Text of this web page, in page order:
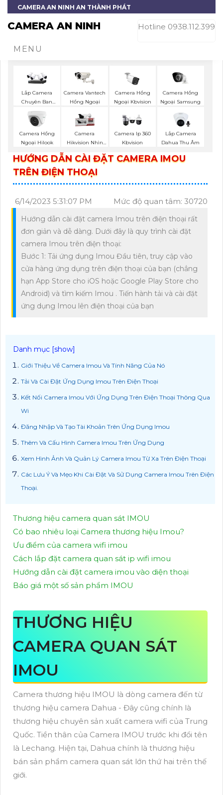
CAMERA AN NINH AN THÀNH PHÁT
CAMERA AN NINH Hotline 0938.112.399
MENU
Lắp Camera
Chuyên Ban
Đêm
Camera Vantech
Hồng Ngoại
Camera Hồng
Ngoại Kbvision
Camera Hồng
Ngoại Samsung
Camera Hồng
Ngoại Hilook
Camera
Hikvision Nhìn
Camera Ip 360
Kbvision
Lắp Camera
Dahua Thu Âm
HƯỚNG DẪN CÀI ĐẶT CAMERA IMOU
TRÊN ĐIỆN THOẠI
6/14/2023 5:31:07 PM Mức độ quan tâm: 30720
Hướng dẫn cài đặt camera Imou trên điện thoại rất
đơn giản và dễ dàng. Dưới đây là quy trình cài đặt
camera Imou trên điện thoại:
Bước 1: Tải ứng dụng Imou Đầu tiên, truy cập vào
cửa hàng ứng dụng trên điện thoại của bạn (chẳng
hạn App Store cho iOS hoặc Google Play Store cho
Android) và tìm kiếm Imou . Tiến hành tải và cài đặt
ứng dụng Imou lên điện thoại của bạn
Giới Thiệu Về Camera Imou Và Tính Năng Của Nó
Tải Và Cài Đặt Ứng Dụng Imou Trên Điện Thoại
Kết Nối Camera Imou Với Ứng Dụng Trên Điện Thoại Thông Qua
Wi
Đăng Nhập Và Tạo Tài Khoản Trên Ứng Dụng Imou
Thêm Và Cấu Hình Camera Imou Trên Ứng Dụng
Xem Hình Ảnh Và Quản Lý Camera Imou Từ Xa Trên Điện Thoại
Các Lưu Ý Và Mẹo Khi Cài Đặt Và Sử Dụng Camera Imou Trên Điện
Thoại.
Thương hiệu camera quan sát IMOU
Có bao nhiêu loại Camera thương hiệu Imou?
Ưu điểm của camera wifi imou
Cách lắp đặt camera quan sát ip wifi imou
Hướng dẫn cài đặt camera imou vào diện thoại
Báo giá một số sản phẩm IMOU
THƯƠNG HIỆU
CAMERA QUAN SÁT
IMOU
Camera thương hiệu IMOU là dòng camera đến từ
thương hiệu camera Dahua - Đây cũng chính là
thương hiệu chuyên sản xuất camera wifi của Trung
Quốc. Tiền thân của Camera IMOU trước khi đổi tên
là Lechang. Hiện tại, Dahua chính là thương hiệu
bán sản phẩm camera quan sát lớn thứ hai trên thế
giới.